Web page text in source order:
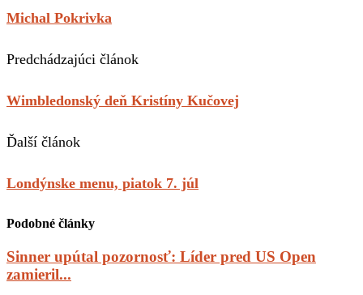
Michal Pokrivka
Predchádzajúci článok
Wimbledonský deň Kristíny Kučovej
Ďalší článok
Londýnske menu, piatok 7. júl
Podobné články
Sinner upútal pozornosť: Líder pred US Open
zamieril...